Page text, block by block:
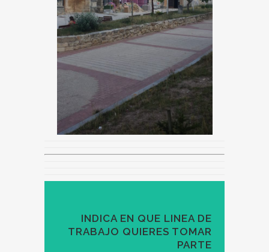
INDICA EN QUE LINEA DE
TRABAJO QUIERES TOMAR
PARTE